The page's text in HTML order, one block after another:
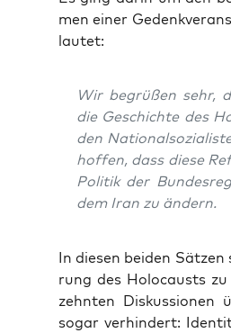
men einer
lautet:
Wir begrü­ßen sehr,
die Geschich­te des
den
hof­fen, dass die­se
Poli­tik der
dem Iran zu ändern.
In die­sen bei­den
rung des Holo­causts
zehn­ten Dis­kus­sio­nen
sogar ver­hin­dert: